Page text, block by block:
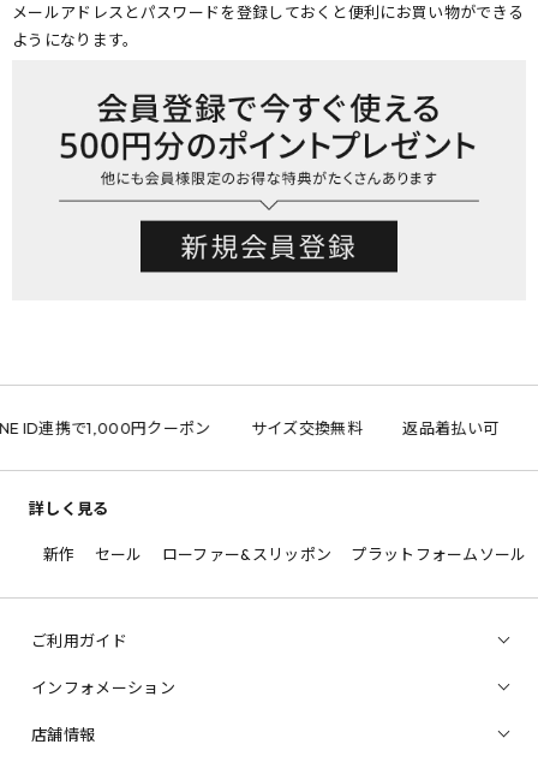
メールアドレスとパスワードを登録しておくと便利にお買い物ができる
ようになります。
ID連携で1,000円クーポン サイズ交換無料 返品着払い可
詳しく見る
新作 セール ローファー&スリッポン プラットフォームソール
ご利用ガイド
インフォメーション
店舗情報